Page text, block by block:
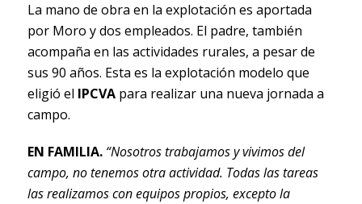
La mano de obra en la explotación es aportada
por Moro y dos empleados. El padre, también
acompaña en las actividades rurales, a pesar de
sus 90 años. Esta es la explotación modelo que
eligió el IPCVApara realizar una nueva jornada a
campo.
EN FAMILIA. “Nosotros trabajamos y vivimos del
campo, no tenemos otra actividad. Todas las tareas
las realizamos con equipos propios, excepto la